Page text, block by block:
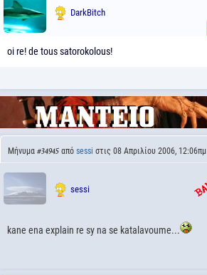
DarkBitch
oi re! de tous satorokolous!
Μήνυμα #34945 από sessi στις 08 Απριλίου 2006, 12:06πμ
sessi
kane ena explain re sy na se katalavoume...